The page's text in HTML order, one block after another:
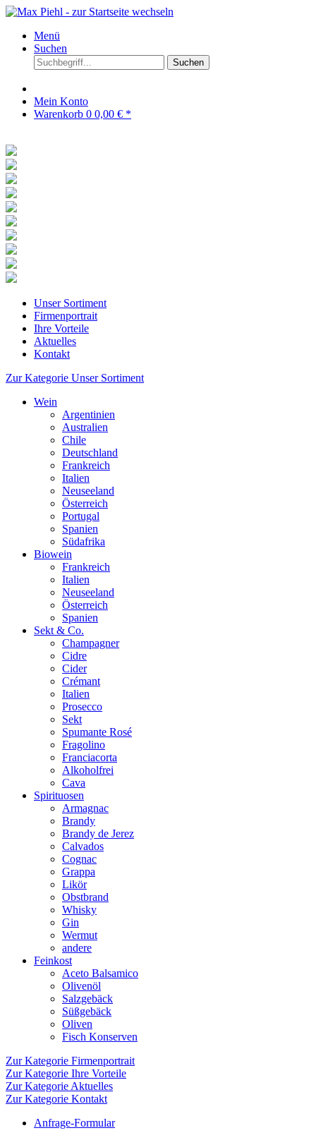
Menü
Suchen
Suchen
Mein Konto
Warenkorb 0 0,00 € *
Unser Sortiment
Firmenportrait
Ihre Vorteile
Aktuelles
Kontakt
Zur Kategorie Unser Sortiment
Wein
Argentinien
Australien
Chile
Deutschland
Frankreich
Italien
Neuseeland
Österreich
Portugal
Spanien
Südafrika
Biowein
Frankreich
Italien
Neuseeland
Österreich
Spanien
Sekt & Co.
Champagner
Cidre
Cider
Crémant
Italien
Prosecco
Sekt
Spumante Rosé
Fragolino
Franciacorta
Alkoholfrei
Cava
Spirituosen
Armagnac
Brandy
Brandy de Jerez
Calvados
Cognac
Grappa
Likör
Obstbrand
Whisky
Gin
Wermut
andere
Feinkost
Aceto Balsamico
Olivenöl
Salzgebäck
Süßgebäck
Oliven
Fisch Konserven
Zur Kategorie Firmenportrait
Zur Kategorie Ihre Vorteile
Zur Kategorie Aktuelles
Zur Kategorie Kontakt
Anfrage-Formular